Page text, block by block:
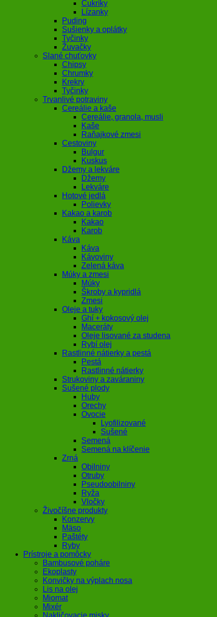
Cukríky
Lízanky
Puding
Sušienky a oplátky
Tyčinky
Žuvačky
Slané chuťovky
Chipsy
Chrumky
Krekry
Tyčinky
Trvanlivé potraviny
Cereálie a kaše
Cereálie, granola, musli
Kaše
Raňajkové zmesi
Cestoviny
Bulgur
Kuskus
Džemy a lekváre
Džemy
Lekváre
Hotové jedlá
Polievky
Kakao a karob
Kakao
Karob
Káva
Káva
Kávoviny
Zelená káva
Múky a zmesi
Múky
Škroby a kypridlá
Zmesi
Oleje a tuky
Ghí + kokosový olej
Maceráty
Oleje lisované za studena
Rybí olej
Rastlinné nátierky a pestá
Pestá
Rastlinné nátierky
Strukoviny a zaváraniny
Sušené plody
Huby
Orechy
Ovocie
Lyofilizované
Sušené
Semená
Semená na klíčenie
Zrná
Obilniny
Otruby
Pseudoobilniny
Ryža
Vločky
Živočíšne produkty
Konzervy
Mäso
Paštéty
Ryby
Prístroje a pomôcky
Bambusové poháre
Ekoplasty
Konvičky na výplach nosa
Lis na olej
Miomat
Mixér
Nakličovacie misky